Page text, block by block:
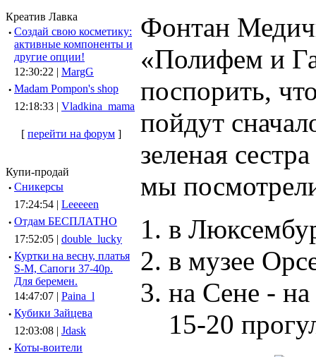
Креатив Лавка
· Создай свою косметику:
активные компоненты и
другие опции!
12:30:22 | MargG
· Madam Pompon's shop
12:18:33 | Vladkina_mama
[ перейти на форум ]
Купи-продай
· Сникерсы
17:24:54 | Leeeeen
· Отдам БЕСПЛАТНО
17:52:05 | double_lucky
· Куртки на весну, платья
S-M, Сапоги 37-40р.
Для беремен.
14:47:07 | Paina_l
· Кубики Зайцева
12:03:08 | Jdask
· Коты-воители
Фонтан
«Полифем и
поспорить,
пойдут
зеленая
мы
в
в музее
на Сене - на
15-20